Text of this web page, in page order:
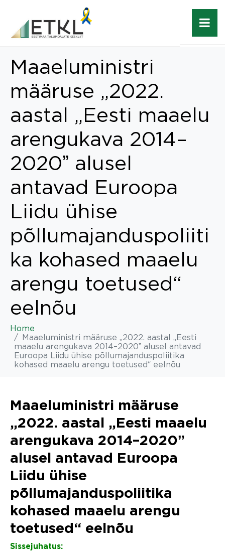
Maaeluministri
määruse „2022.
aastal „Eesti maaelu
arengukava 2014–
2020ˮ alusel
antavad Euroopa
Liidu ühise
põllumajanduspoliiti
ka kohased maaelu
arengu toetused“
eelnõu
Home
Maaeluministri määruse „2022. aastal „Eesti
maaelu arengukava 2014–2020ˮ alusel antavad
Euroopa Liidu ühise põllumajanduspoliitika
kohased maaelu arengu toetused“ eelnõu
Maaeluministri määruse
„2022. aastal „Eesti maaelu
arengukava 2014–2020ˮ
alusel antavad Euroopa
Liidu ühise
põllumajanduspoliitika
kohased maaelu arengu
toetused“ eelnõu
Sissejuhatus: